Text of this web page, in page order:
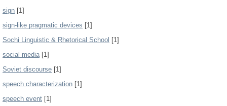
sign [1]
sign-like pragmatic devices [1]
Sochi Linguistic & Rhetorical School [1]
social media[1]
Soviet discourse [1]
speech characterization [1]
speech event [1]